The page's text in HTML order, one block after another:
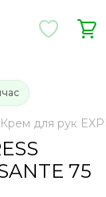
для рук
75